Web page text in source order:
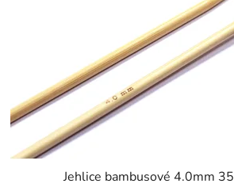
Jehlice bambusové 4.0mm